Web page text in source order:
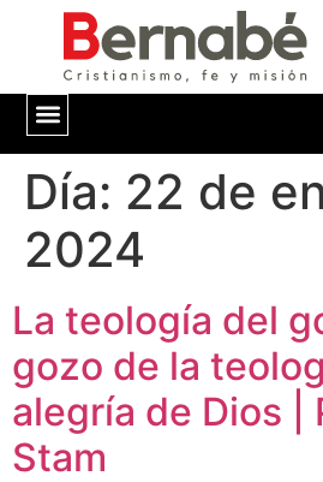
Día: 22 de
2024
La teología del
gozo de la
alegría de Dios |
Stam